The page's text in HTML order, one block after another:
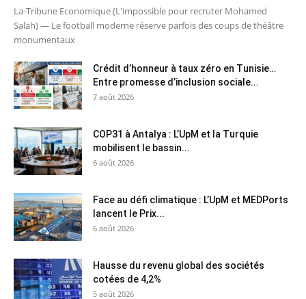
La-Tribune Economique (L'impossible pour recruter Mohamed
Salah) — Le football moderne réserve parfois des coups de théâtre
monumentaux
Crédit d’honneur à taux zéro en Tunisie…
Entre promesse d’inclusion sociale...
7 août 2026
COP31 à Antalya : L’UpM et la Turquie
mobilisent le bassin...
6 août 2026
Face au défi climatique : L’UpM et MEDPorts
lancent le Prix...
6 août 2026
Hausse du revenu global des sociétés
cotées de 4,2%
5 août 2026